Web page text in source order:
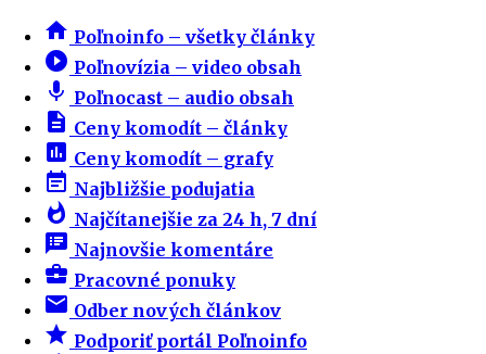
home Poľnoinfo – všetky články
play_circle_filled Poľnovízia – video obsah
mic Poľnocast – audio obsah
description Ceny komodít – články
insert_chart Ceny komodít – grafy
event_note Najbližšie podujatia
whatshot Najčítanejšie za 24 h, 7 dní
speaker_notes Najnovšie komentáre
business_center Pracovné ponuky
email Odber nových článkov
star Podporiť portál Poľnoinfo